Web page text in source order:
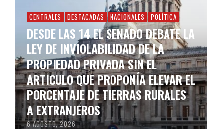
CENTRALES DESTACADAS NACIONALES POLÍTICA
DESDE LAS 14 EL SENADO DEBATE LA
LEY DE INVIOLABILIDAD DE LA
PROPIEDAD PRIVADA SIN EL
ARTICULO QUE PROPONÍA ELEVAR EL
PORCENTAJE DE TIERRAS RURALES
A EXTRANJEROS
6 AGOSTO, 2026